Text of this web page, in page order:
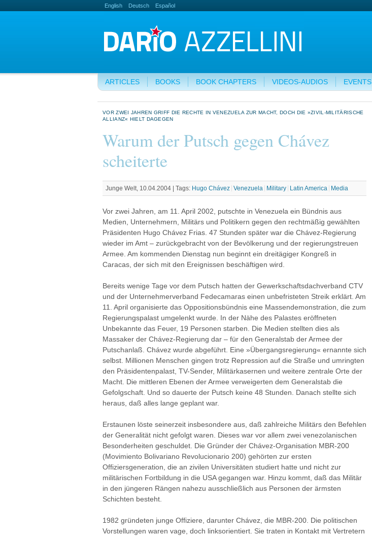
English Deutsch Español
ARTICLES BOOKS BOOK CHAPTERS VIDEOS-AUDIOS EVENTS
VOR ZWEI JAHREN GRIFF DIE RECHTE IN VENEZUELA ZUR MACHT, DOCH DIE »ZIVIL-MILITÄRISCHE
ALLIANZ« HIELT DAGEGEN
Warum der Putsch gegen Chávez
scheiterte
Junge Welt, 10.04.2004 | Tags: Hugo Chávez Venezuela Military Latin America Media
Vor zwei Jahren, am 11. April 2002, putschte in Venezuela ein Bündnis aus
Medien, Unternehmern, Militärs und Politikern gegen den rechtmäßig gewählten
Präsidenten Hugo Chávez Frias. 47 Stunden später war die Chávez-Regierung
wieder im Amt – zurückgebracht von der Bevölkerung und der regierungstreuen
Armee. Am kommenden Dienstag nun beginnt ein dreitägiger Kongreß in
Caracas, der sich mit den Ereignissen beschäftigen wird.
Bereits wenige Tage vor dem Putsch hatten der Gewerkschaftsdachverband CTV
und der Unternehmerverband Fedecamaras einen unbefristeten Streik erklärt. Am
11. April organisierte das Oppositionsbündnis eine Massendemonstration, die zum
Regierungspalast umgelenkt wurde. In der Nähe des Palastes eröffneten
Unbekannte das Feuer, 19 Personen starben. Die Medien stellten dies als
Massaker der Chávez-Regierung dar – für den Generalstab der Armee der
Putschanlaß. Chávez wurde abgeführt. Eine »Übergangsregierung« ernannte sich
selbst. Millionen Menschen gingen trotz Repression auf die Straße und umringten
den Präsidentenpalast, TV-Sender, Militärkasernen und weitere zentrale Orte der
Macht. Die mittleren Ebenen der Armee verweigerten dem Generalstab die
Gefolgschaft. Und so dauerte der Putsch keine 48 Stunden. Danach stellte sich
heraus, daß alles lange geplant war.
Erstaunen löste seinerzeit insbesondere aus, daß zahlreiche Militärs den Befehlen
der Generalität nicht gefolgt waren. Dieses war vor allem zwei venezolanischen
Besonderheiten geschuldet. Die Gründer der Chávez-Organisation MBR-200
(Movimiento Bolivariano Revolucionario 200) gehörten zur ersten
Offiziersgeneration, die an zivilen Universitäten studiert hatte und nicht zur
militärischen Fortbildung in die USA gegangen war. Hinzu kommt, daß das Militär
in den jüngeren Rängen nahezu ausschließlich aus Personen der ärmsten
Schichten besteht.
1982 gründeten junge Offiziere, darunter Chávez, die MBR-200. Die politischen
Vorstellungen waren vage, doch linksorientiert. Sie traten in Kontakt mit Vertretern